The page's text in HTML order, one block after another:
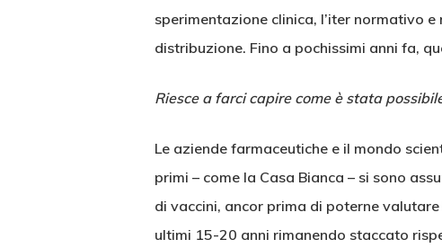
sperimentazione clinica, l’iter normativo
distribuzione. Fino a pochissimi anni fa,
Riesce a farci capire come è stata
Le aziende farmaceutiche e il mondo
primi – come la Casa Bianca – si sono
di vaccini, ancor prima di poterne
ultimi 15-20 anni rimanendo staccato